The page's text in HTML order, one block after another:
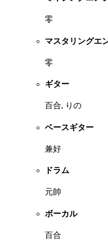
零
マスタリングエ
零
ギター
百合, りの
ベースギター
兼好
ドラム
元帥
ボーカル
百合